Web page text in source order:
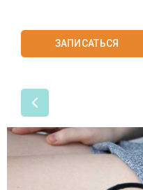
ЗАПИСАТЬСЯ